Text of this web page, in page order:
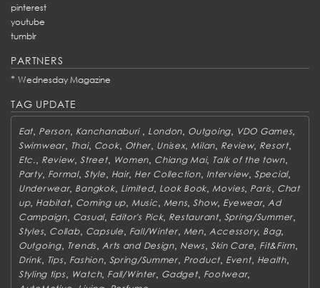
pinterest
youtube
tumblr
PARTNERS
* Wednesday Magazine
TAG UPDATE
Eat Person, Kanchanaburi London Outgoing, VDO Games,
Swimwear, Thai, Cook, Other Unisex, Milan Review, Resort,
Etc. Review,Street, Women Chiang Mai, Talk of the town,
Party, Formal, Style Hair, Her Collection, Interview,Special,
Underwear, Bangkok, Limited, Look Book Movies, Paris Chat
up, Habitat, Coming up, Music Mens,Show, Eyewear, Ad
Campaign, Casual, Editor's Pick, Restaurant, Spring/Summer
Styles, Collab, Capsule Fall/Winter, Men, Accessory, Bag,
Outgoing, Trends Arts and Design, News, Skin Care Fit&Firm
Drink, Tips, Fashion, Spring/Summer, Product, Event, Health,
Styling tips, Watch, Fall/Winter Gadget, Footwear,